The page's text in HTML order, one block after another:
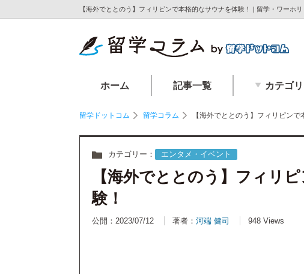
【海外でととのう】フィリピンで本格的なサウナを体験！ | 留学・ワーホ
ホーム 記事一覧 カテゴ
留学ドットコム 留学コラム 【海外でととのう】フィリピンで
カテゴリー： エンタメ・イベント
【海外でととのう】フィリ
験！
公開：2023/07/12 著者： 河端 健司 948 Views